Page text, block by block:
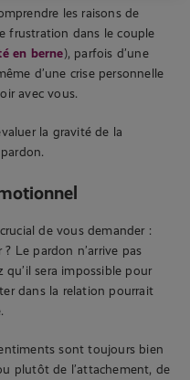
les raisons de
frustration dans le couple
en berne), parfois d’une
d’une crise personnelle
avec vous.
la gravité de la
de vous demander :
Le pardon n’arrive pas
sera impossible pour
dans la relation pourrait
sont toujours bien
plutôt de l’attachement, de